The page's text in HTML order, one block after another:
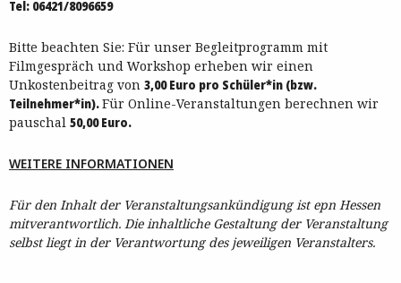
Tel: 06421/8096659
Bitte beachten Sie: Für unser Begleitprogramm mit
Filmgespräch und Workshop erheben wir einen
Unkostenbeitrag von 3,00 Euro pro Schüler*in (bzw.
Teilnehmer*in).Für Online-Veranstaltungen berechnen wir
pauschal 50,00 Euro.
WEITERE INFORMATIONEN
Für den Inhalt der Veranstaltungsankündigung ist epn Hessen
mitverantwortlich. Die inhaltliche Gestaltung der Veranstaltung
selbst liegt in der Verantwortung des jeweiligen Veranstalters.